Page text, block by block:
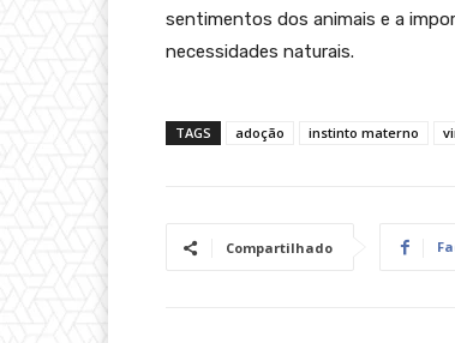
sentimentos dos animais e a
necessidades naturais.
TAGS adoção instinto materno
Compartilhado